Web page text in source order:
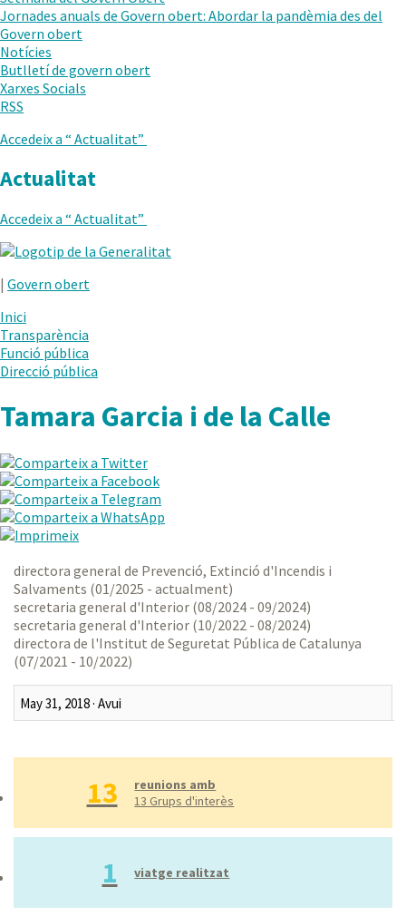
AL
NIVELL
ANTERIOR
Jornades anuals de Govern obert: Abordar la pandèmia des del
Govern obert
Notícies
Butlletí de govern obert
Xarxes Socials
RSS
Accedeix a “ Actualitat”
Actualitat
Accedeix a “ Actualitat”
.
en
nova
finestra.
| Govern obert
Inici
Transparència
Funció pública
Direcció pública
Tamara Garcia i de la Calle
directora general de Prevenció, Extinció d'Incendis i
Salvaments (01/2025 - actualment)
secretaria general d'Interior (08/2024 - 09/2024)
secretaria general d'Interior (10/2022 - 08/2024)
directora de l'Institut de Seguretat Pública de Catalunya
(07/2021 - 10/2022)
Darrers tres mesos
Rang personalitzat
13
reunions amb
13 Grups d'interès
1 viatge realitzat